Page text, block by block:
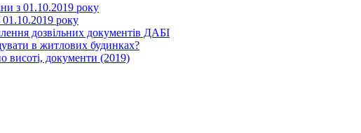
з 01.10.2019 року
01.10.2019 року
дозвільних документів ДАБІ
в житлових будинках?
висоті, документи (2019)